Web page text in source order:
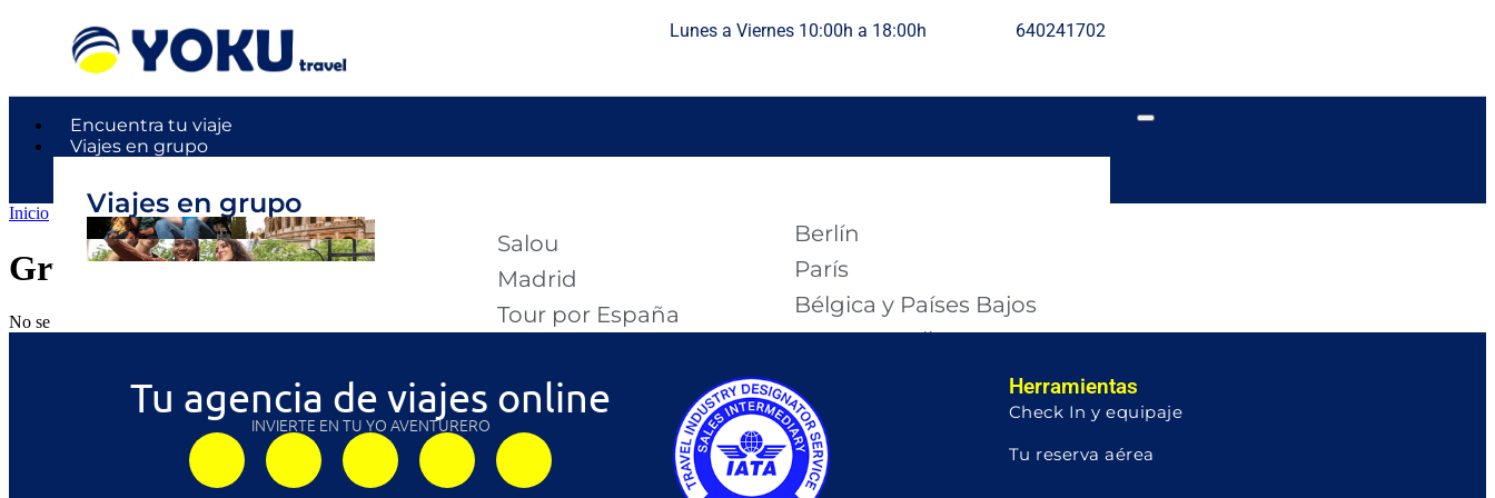
Lunes a Viernes 10:00h a 18:00h 640241702
Encuentra tu viaje
Viajes en grupo
Viajes en grupo
Salou
Madrid
Tour por España
Roma​
Milán
Londres
Berlín
París
Bélgica y Países Bajos
Tour por Italia
Burgos
Tenerife
Inicio / Grupos
Grupos
No se han encontrado productos que coincidan con tu selección.
Tu agencia de viajes online
INVIERTE EN TU YO AVENTURERO
Herramientas
Check In y equipaje
Tu reserva aérea